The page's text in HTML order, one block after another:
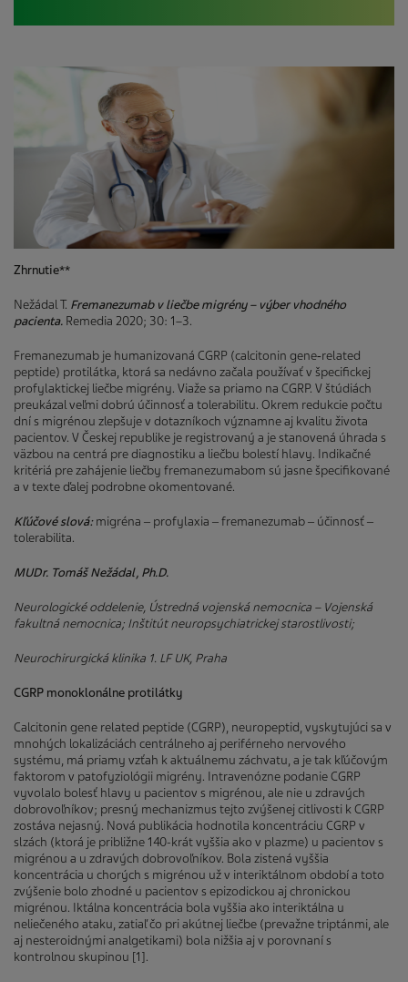
Zhrnutie**
Nežádal T. Fremanezumab v liečbe migrény – výber vhodného
pacienta. Remedia 2020; 30: 1–3.
Fremanezumab je humanizovaná CGRP (calcitonin gene‑related
peptide) protilátka, ktorá sa nedávno začala používať v špecifickej
profylaktickej liečbe migrény. Viaže sa priamo na CGRP. V štúdiách
preukázal veľmi dobrú účinnosť a tolerabilitu. Okrem redukcie počtu
dní s migrénou zlepšuje v dotazníkoch významne aj kvalitu života
pacientov. V Českej republike je registrovaný a je stanovená úhrada s
väzbou na centrá pre diagnostiku a liečbu bolestí hlavy. Indikačné
kritériá pre zahájenie liečby fremanezumabom sú jasne špecifikované
a v texte ďalej podrobne okomentované.
Kľúčové slová:migréna ‒ profylaxia ‒ fremanezumab ‒ účinnosť ‒
tolerabilita.
MUDr. Tomáš Nežádal, Ph.D.
Neurologické oddelenie, Ústredná vojenská nemocnica – Vojenská
fakultná nemocnica; Inštitút neuropsychiatrickej starostlivosti;
Neurochirurgická klinika 1. LF UK, Praha
CGRP monoklonálne protilátky
Calcitonin gene related peptide (CGRP), neuropeptid, vyskytujúci sa v
mnohých lokalizáciách centrálneho aj periférneho nervového
systému, má priamy vzťah k aktuálnemu záchvatu, a je tak kľúčovým
faktorom v patofyziológii migrény. Intravenózne podanie CGRP
vyvolalo bolesť hlavy u pacientov s migrénou, ale nie u zdravých
dobrovoľníkov; presný mechanizmus tejto zvýšenej citlivosti k CGRP
zostáva nejasný. Nová publikácia hodnotila koncentráciu CGRP v
slzách (ktorá je približne 140-krát vyššia ako v plazme) u pacientov s
migrénou a u zdravých dobrovoľníkov. Bola zistená vyššia
koncentrácia u chorých s migrénou už v interiktálnom období a toto
zvýšenie bolo zhodné u pacientov s epizodickou aj chronickou
migrénou. Iktálna koncentrácia bola vyššia ako interiktálna u
neliečeného ataku, zatiaľ čo pri akútnej liečbe (prevažne triptánmi, ale
aj nesteroidnými analgetikami) bola nižšia aj v porovnaní s
kontrolnou skupinou [1].